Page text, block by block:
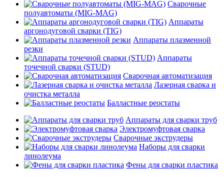
Сварочные
полуавтоматы (MIG-MAG)
Аппараты
аргонодуговой сварки (TIG)
Аппараты плазменной
резки
Аппараты
точечной сварки (STUD)
Сварочная автоматизация
Лазерная сварка и
очистка металла
Балластные реостаты
Аппараты для сварки труб
Электромуфтовая сварка
Сварочные экструдеры
Наборы для сварки
линолеума
Фены для сварки пластика